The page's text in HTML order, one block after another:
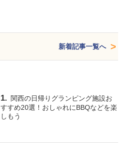
新着記事一覧へ
関西の日帰りグランピング施設お
すすめ20選！おしゃれにBBQなどを楽
しもう